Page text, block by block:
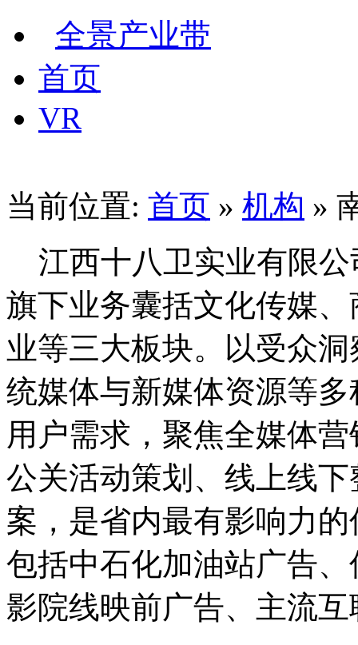
全景产业带
首页
VR
当前位置: 首页 » 机构 »
江西十八卫实业有限公
旗下业务囊括文化传媒
业等三大板块。以受众
统媒体与新媒体资源等
用户需求，聚焦全媒体
公关活动策划、线上线
案，是省内最有影响力
包括中石化加油站广告
影院线映前广告、主流